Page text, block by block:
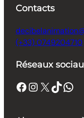
Contacts
(+33) 0749204710
Réseaux
Facebook Instagram X TikTok WhatsApp